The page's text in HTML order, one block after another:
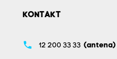
KONTAKT
phone 12 200 33 33 (antena)